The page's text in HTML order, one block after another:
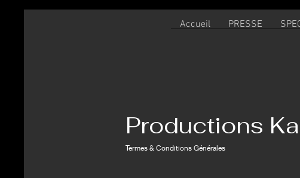
Accueil PRESSE
Productions
Termes & Conditions Générales